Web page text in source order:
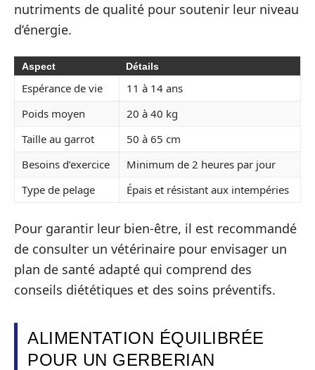
nutriments de qualité pour soutenir leur niveau
d’énergie.
Aspect Détails
Espérance de vie
11 à 14 ans
Poids moyen
20 à 40 kg
Taille au garrot
50 à 65 cm
Besoins d’exercice
Minimum de 2 heures par jour
Type de pelage
Épais et résistant aux intempéries
Pour garantir leur bien-être, il est recommandé
de consulter un vétérinaire pour envisager un
plan de santé adapté qui comprend des
conseils diététiques et des soins préventifs.
ALIMENTATION ÉQUILIBRÉE
POUR UN GERBERIAN